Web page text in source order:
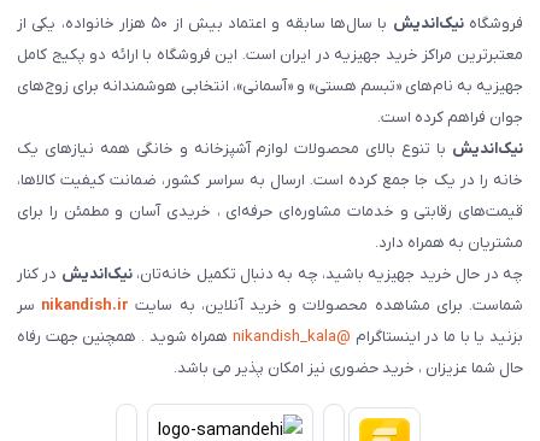
فروشگاهنیک‌اندیش
با سال‌ها سابقه و اعتماد بیش از ۵۰ هزار خانواده، یکی از
معتبرترین مراکز خرید جهیزیه در ایران است. این فروشگاه با ارائه دو پکیج کامل
جهیزیه به نام‌های «تبسم هستی» و «آسمانی»، انتخابی هوشمندانه برای زوج‌های
جوان فراهم کرده است.
نیک‌اندیش با تنوع بالای محصولات لوازم آشپزخانه و خانگی همه نیازهای یک
خانه را در یک جا جمع کرده است. ارسال به سراسر کشور، ضمانت کیفیت کالاها،
قیمت‌های رقابتی و خدمات مشاوره‌ای حرفه‌ای ، خریدی آسان و مطمئن را برای
مشتریان به همراه دارد.
چه در حال خرید جهیزیه باشید، چه به دنبال تکمیل خانه‌تان،نیک‌اندیش در کنار
شماست. برای مشاهده محصولات و خرید آنلاین، به سایت nikandish.ir سر
بزنید یا با ما در اینستاگرام @nikandish_kala
همراه شوید . همچنین جهت رفاه
حال شما عزیزان ، خرید حضوری نیز امکان پذیر می باشد.